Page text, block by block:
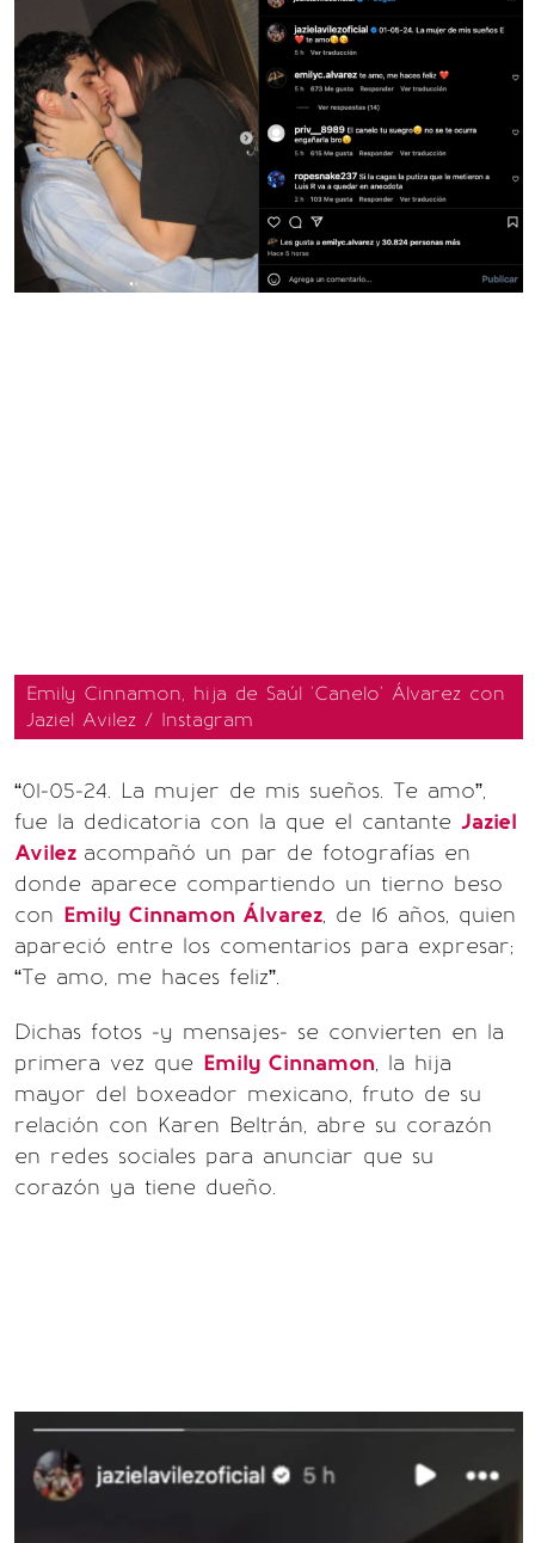
Emily Cinnamon, hija de Saúl 'Canelo' Álvarez con
Jaziel Avilez / Instagram
“01-05-24. La mujer de mis sueños. Te amo”,
fue la dedicatoria con la que el cantante Jaziel
Avilez acompañó un par de fotografías en
donde aparece compartiendo un tierno beso
con Emily Cinnamon Álvarez, de 16 años, quien
apareció entre los comentarios para expresar;
“Te amo, me haces feliz”.
Dichas fotos -y mensajes- se convierten en la
primera vez que Emily Cinnamon, la hija
mayor del boxeador mexicano, fruto de su
relación con Karen Beltrán, abre su corazón
en redes sociales para anunciar que su
corazón ya tiene dueño.